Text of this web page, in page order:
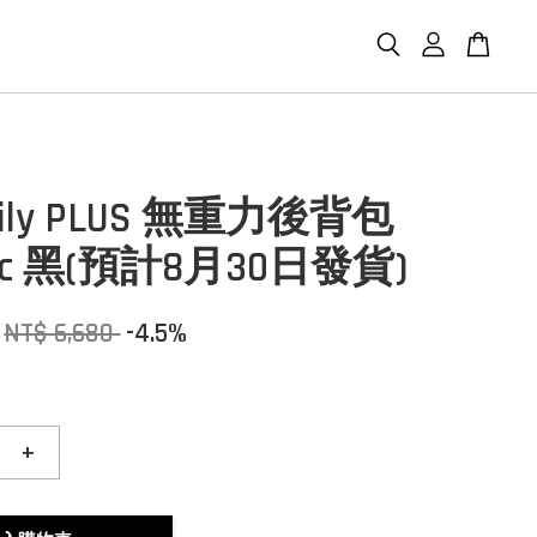
PLUS 無重力後背包
黑(預計8月30日發貨)
NT$ 6,680-4.5%
+